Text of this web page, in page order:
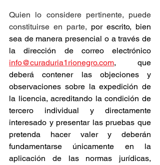
Quien lo considere pertinente, puede
constituirse en parte, por escrito, bien
sea de manera presencial o a través de
info@curaduria1rionegro.com, que
deberá contener las objeciones y
observaciones sobre la expedición de
la licencia, acreditando la condición de
tercero individual y directamente
interesado y presentar las pruebas que
pretenda hacer valer y deberán
fundamentarse únicamente en la
aplicación de las normas jurídicas,